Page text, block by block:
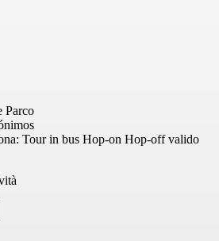
Parco
Tour in bus Hop-on Hop-off valido